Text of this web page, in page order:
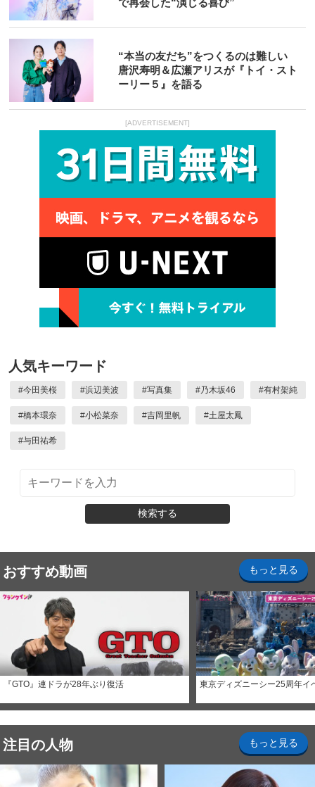
で再会した“演じる喜び”
“本当の友だち”をつくるのは難しい
唐沢寿明＆広瀬アリスが『トイ・スト
ーリー５』を語る
[ADVERTISEMENT]
人気キーワード
#今田美桜 #浜辺美波 #写真集 #乃木坂46 #有村架純
#橋本環奈 #小松菜奈 #吉岡里帆 #土屋太鳳
#与田祐希
検索する
おすすめ動画 もっと見る
『GTO』連ドラが28年ぶり復活 東京ディズニーシー25周年イ
注目の人物 もっと見る